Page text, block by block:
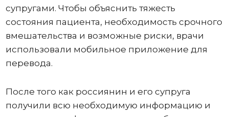
супругами. Чтобы объяснить тяжесть
состояния пациента, необходимость срочного
вмешательства и возможные риски, врачи
использовали мобильное приложение для
перевода.
После того как россиянин и его супруга
получили всю необходимую информацию и